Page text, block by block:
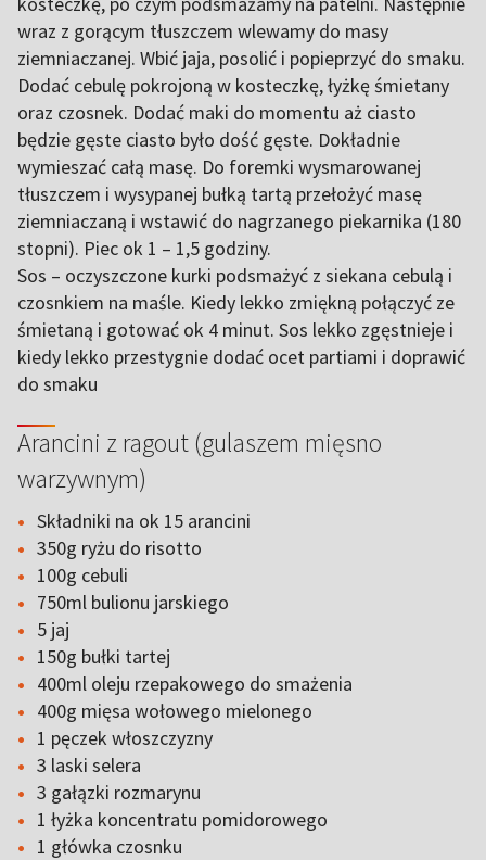
wraz z gorącym tłuszczem wlewamy do masy
ziemniaczanej. Wbić jaja, posolić i popieprzyć do smaku.
Dodać cebulę pokrojoną w kosteczkę, łyżkę śmietany
oraz czosnek. Dodać maki do momentu aż ciasto
będzie gęste ciasto było dość gęste. Dokładnie
wymieszać całą masę. Do foremki wysmarowanej
tłuszczem i wysypanej bułką tartą przełożyć masę
ziemniaczaną i wstawić do nagrzanego piekarnika (180
stopni). Piec ok 1 – 1,5 godziny.
Sos – oczyszczone kurki podsmażyć z siekana cebulą i
czosnkiem na maśle. Kiedy lekko zmiękną połączyć ze
śmietaną i gotować ok 4 minut. Sos lekko zgęstnieje i
kiedy lekko przestygnie dodać ocet partiami i doprawić
do smaku
Arancini z ragout (gulaszem mięsno
warzywnym)
Składniki na ok 15 arancini
350g ryżu do risotto
100g cebuli
750ml bulionu jarskiego
5 jaj
150g bułki tartej
400ml oleju rzepakowego do smażenia
400g mięsa wołowego mielonego
1 pęczek włoszczyzny
3 laski selera
3 gałązki rozmarynu
1 łyżka koncentratu pomidorowego
1 główka czosnku